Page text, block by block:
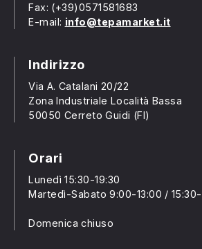
Fax: (+39)0571581683
E-mail: info@tepamarket.it
Indirizzo
Via A. Catalani 20/22
Zona Industriale Località Bassa
50050 Cerreto Guidi (FI)
Orari
Lunedì 15:30-19:30
Martedì-Sabato 9:00-13:00 / 15:30-
Domenica chiuso